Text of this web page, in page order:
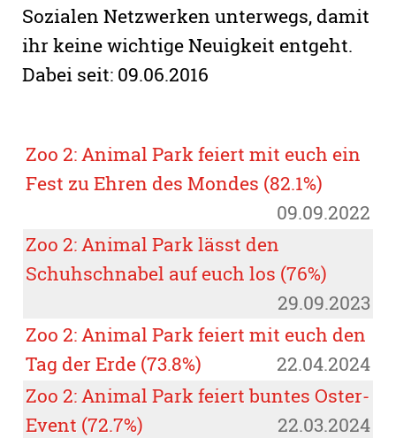
Sozialen Netzwerken unterwegs, damit
ihr keine wichtige Neuigkeit entgeht.
Dabei seit: 09.06.2016
Zoo 2: Animal Park feiert mit euch ein
Fest zu Ehren des Mondes (82.1%)
09.09.2022
Zoo 2: Animal Park lässt den
Schuhschnabel auf euch los (76%)
29.09.2023
Zoo 2: Animal Park feiert mit euch den
Tag der Erde (73.8%)
22.04.2024
Zoo 2: Animal Park feiert buntes Oster-
Event (72.7%)
22.03.2024